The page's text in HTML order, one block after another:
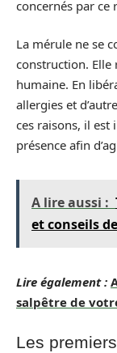
concernés par ce
La mérule ne se
construction. Elle
humaine. En
allergies et
ces raisons, il est
présence afin
A lire aussi :
et conseils
Lire également :
salpêtre de
Les